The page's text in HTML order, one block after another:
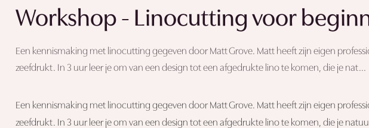
Workshop - Linocutting voor
Een kennismaking met linocutting gegeven door Matt Grove. Matt heeft zijn eigen
zeefdrukt. In 3 uur leer je om van een design tot een afgedrukte lino te komen, die je nat...
Een kennismaking met linocutting gegeven door Matt Grove. Matt heeft zijn eigen
zeefdrukt. In 3 uur leer je om van een design tot een afgedrukte lino te komen, die je